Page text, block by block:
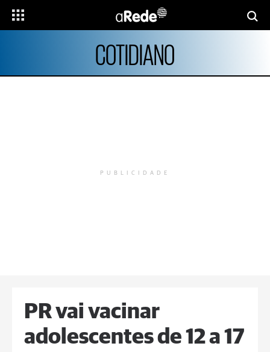
COTIDIANO
PUBLICIDADE
PR vai vacinar
adolescentes de 12 a 17